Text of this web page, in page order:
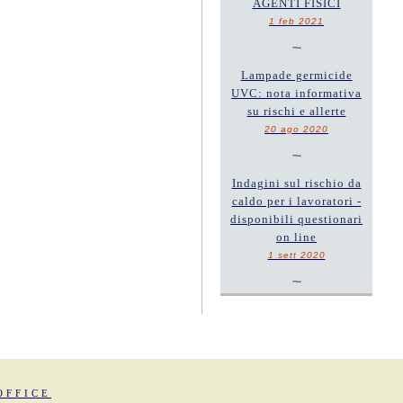
AGENTI FISICI
1 feb 2021
~
Lampade germicide
UVC: nota informativa
su rischi e allerte
20 ago 2020
~
Indagini sul rischio da
caldo per i lavoratori -
disponibili questionari
on line
1 sett 2020
~